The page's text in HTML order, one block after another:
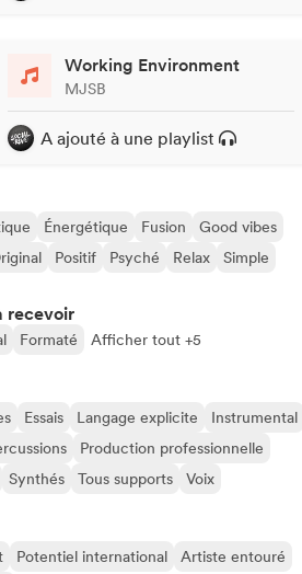
Working Environment
MJSB
A ajouté à une playlist
Énergétique Fusion
Good vibes
Positif Psyché Relax
Simple
recevoir
Formaté Afficher tout +5
Essais Langage explicite
Instrumental
Production professionnelle
Synthés Tous supports Voix
Potentiel international
Artiste entouré